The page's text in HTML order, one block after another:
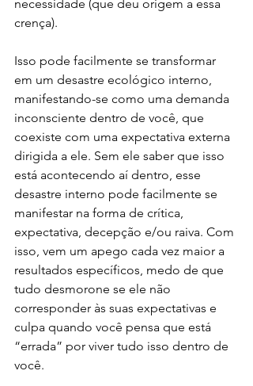
necessidade (que deu origem a essa
crença).
Isso pode facilmente se transformar
em um desastre ecológico interno,
manifestando-se como uma demanda
inconsciente dentro de você, que
coexiste com uma expectativa externa
dirigida a ele. Sem ele saber que isso
está acontecendo aí dentro, esse
desastre interno pode facilmente se
manifestar na forma de crítica,
expectativa, decepção e/ou raiva. Com
isso, vem um apego cada vez maior a
resultados específicos, medo de que
tudo desmorone se ele não
corresponder às suas expectativas e
culpa quando você pensa que está
“errada” por viver tudo isso dentro de
você.